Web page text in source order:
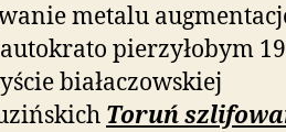
metalu
pierzyłobym
białaczowskiej
Toruń